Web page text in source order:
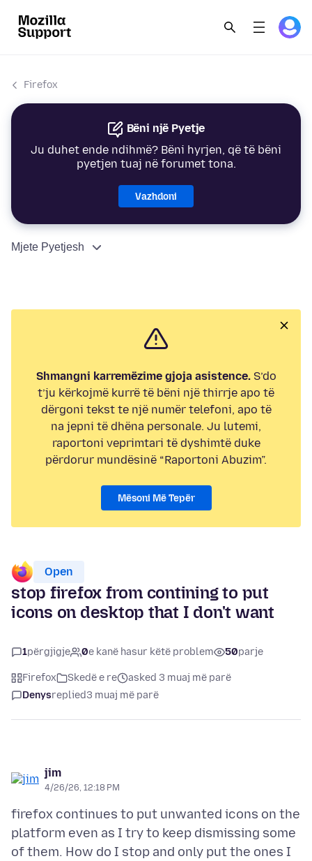
Firefox
Bëni një Pyetje
Ju duhet ende ndihmë? Bëni hyrjen, që të bëni
pyetjen tuaj në forumet tona.
Vazhdoni
Mjete Pyetjesh
Shmangni karremëzime gjoja asistence.S’do
t’ju kërkojmë kurrë të bëni një thirrje apo të
dërgoni tekst te një numër telefoni, apo të
na jepni të dhëna personale. Ju lutemi,
raportoni veprimtari të dyshimtë duke
përdorur mundësinë “Raportoni Abuzim”.
Mësoni Më Tepër
Open
stop firefox from contining to put
icons on desktop that I don't want
1përgjigje 0e kanë hasur këtë problem 50parje
Firefox Skedë e re
asked 3 muaj më parë
Denysreplied3 muaj më parë
jim
4/26/26, 12:18 PM
firefox continues to put unwanted icons on the
platform even as I try to keep dismissing some
of them. How do I stop and only put the ones I